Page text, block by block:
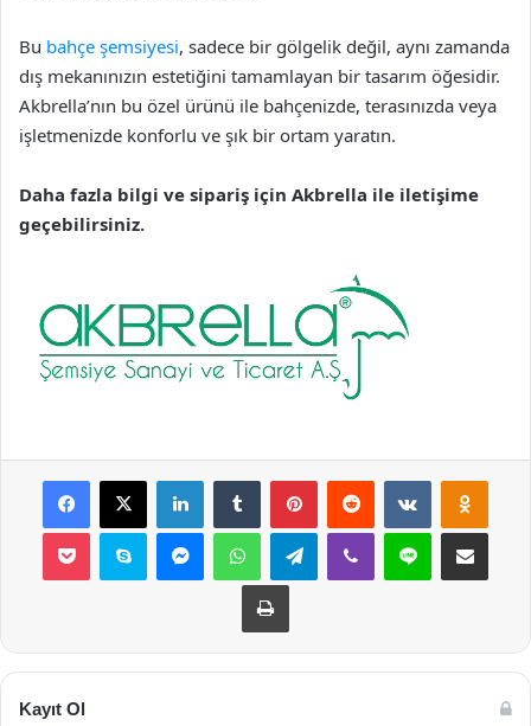
Bu bahçe şemsiyesi, sadece bir gölgelik değil, aynı zamanda
dış mekanınızın estetiğini tamamlayan bir tasarım öğesidir.
Akbrella’nın bu özel ürünü ile bahçenizde, terasınızda veya
işletmenizde konforlu ve şık bir ortam yaratın.
Daha fazla bilgi ve sipariş için Akbrella ile iletişime
geçebilirsiniz.
Facebook
X LinkedInTumblr PinterestReddit VKontakte
Pocket Skype MessengerWhatsAppTelegramViber Line E-Posta ile
Yazdır
Kayıt Ol